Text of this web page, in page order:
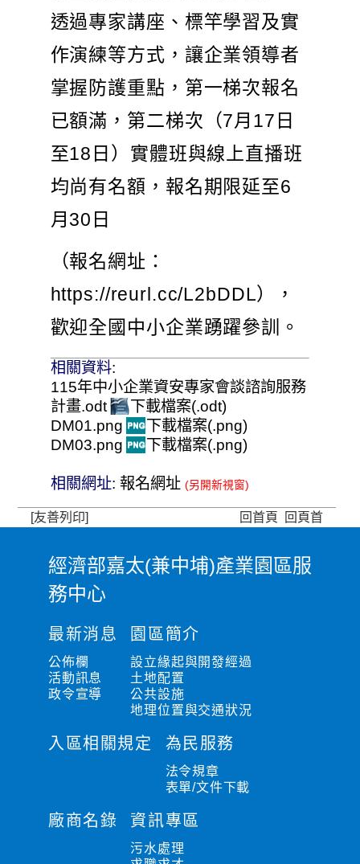
透過專家講座、標竿學習及實
作演練等方式，讓企業領導者
掌握防護重點，第一梯次報名
已額滿，第二梯次（7月17日
至18日）實體班與線上直播班
均尚有名額，報名期限延至6
月30日
（報名網址：
https://reurl.cc/L2bDDL），
歡迎全國中小企業踴躍參訓。
相關資料:
115年中小企業資安專家會談諮詢服務
計畫.odt
下載檔案(.odt)
DM01.png
下載檔案(.png)
DM03.png
下載檔案(.png)
相關網址: 報名網址
[友善列印] 回首頁 回頁首
:
:
經濟部嘉太(兼中埔)產業園區服
務中心
最新消息
公佈欄
活動訊息
政令宣導
園區簡介
設立緣起與開發經過
土地配置
公共設施
地理位置與交通狀況
入區相關規定 為民服務
法令規章
表單/文件下載
廠商名錄 資訊專區
污水處理